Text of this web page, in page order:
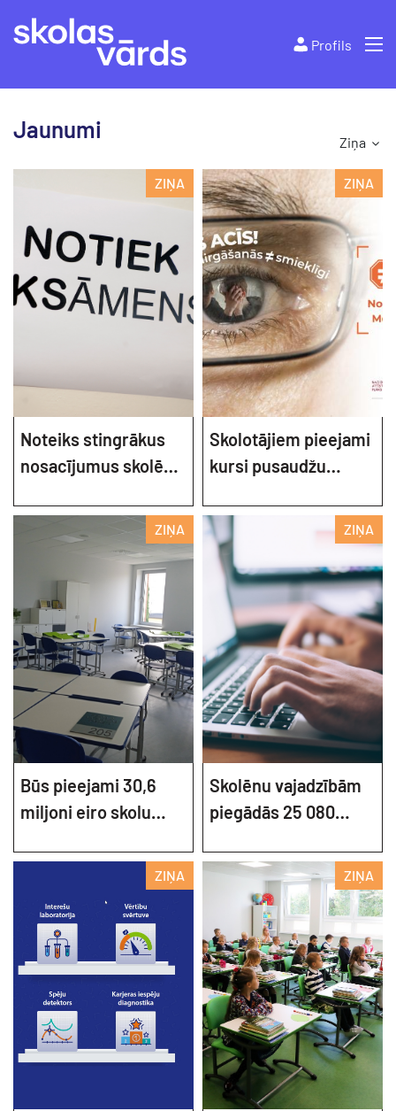
Profils
Jaunumi Ziņa
ZIŅA
Noteiks stingrākus
nosacījumus skolēnu
eksāmeniem
ZIŅA
Skolotājiem pieejami
kursi pusaudžu
mazināšanai
ZIŅA
Būs pieejami 30,6
miljoni eiro skolu
ZIŅA
Skolēnu vajadzībām
piegādās 25 080
ZIŅA ZIŅA